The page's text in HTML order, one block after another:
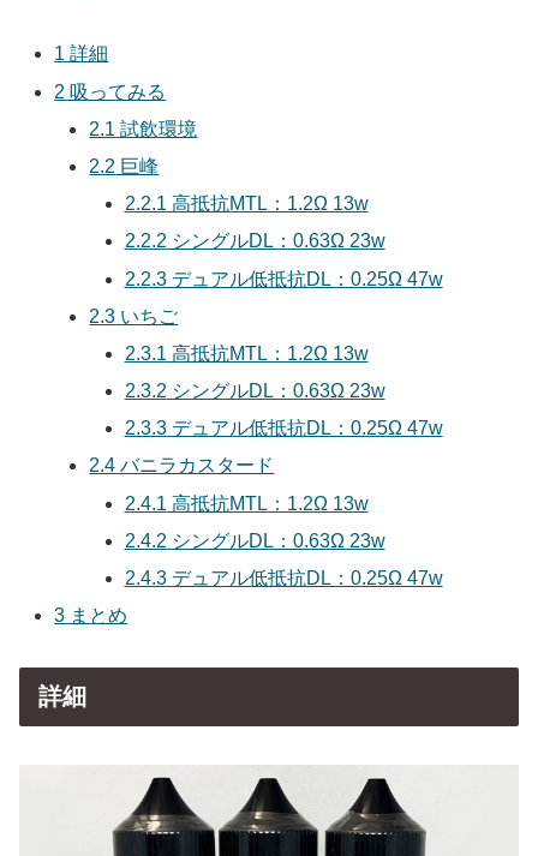
1 詳細
吸ってみる
試飲環境
2.2.1高抵抗MTL：1.2Ω 13w
2.2.2シングルDL：0.63Ω 23w
2.2.3デュアル低抵抗DL：0.25Ω 47w
いちご
2.3.1 高抵抗MTL：1.2Ω 13w
シングルDL：0.63Ω 23w
バニラカスタード
2.4.1高抵抗MTL：1.2Ω 13w
2.4.2シングルDL：0.63Ω 23w
2.4.3 デュアル低抵抗DL：0.25Ω 47w
詳細